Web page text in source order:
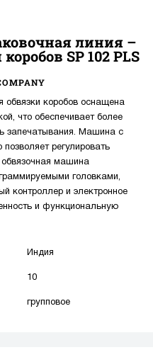
линия –
SP 102 PLS
коробов оснащена
что обеспечивает более
запечатывания. Машина с
регулировать
машина
головками,
контроллер и электронное
и функциональную
Индия
10
групповое